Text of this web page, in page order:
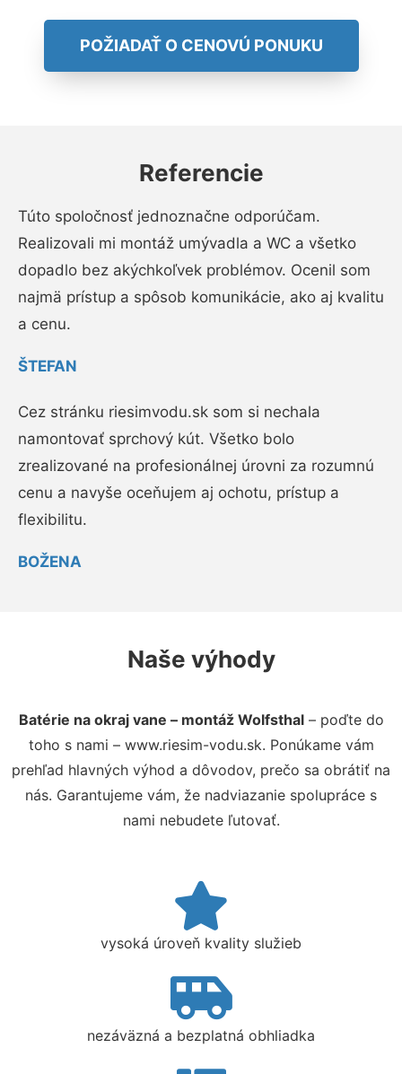
POŽIADAŤ O CENOVÚ PONUKU
Referencie
Túto spoločnosť jednoznačne odporúčam.
Realizovali mi montáž umývadla a WC a všetko
dopadlo bez akýchkoľvek problémov. Ocenil som
najmä prístup a spôsob komunikácie, ako aj kvalitu
a cenu.
ŠTEFAN
Cez stránku riesimvodu.sk som si nechala
namontovať sprchový kút. Všetko bolo
zrealizované na profesionálnej úrovni za rozumnú
cenu a navyše oceňujem aj ochotu, prístup a
flexibilitu.
BOŽENA
Naše výhody
Batérie na okraj vane – montáž Wolfsthal– poďte do
toho s nami – www.riesim-vodu.sk. Ponúkame vám
prehľad hlavných výhod a dôvodov, prečo sa obrátiť na
nás. Garantujeme vám, že nadviazanie spolupráce s
nami nebudete ľutovať.
vysoká úroveň kvality služieb
nezáväzná a bezplatná obhliadka